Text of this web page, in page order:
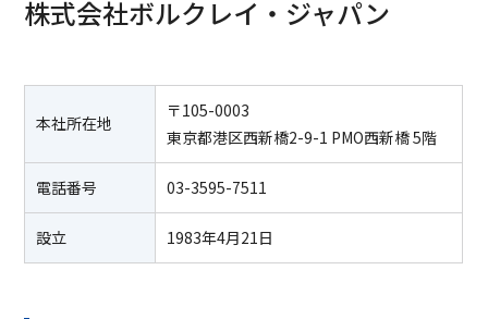
株式会社ボルクレイ・ジャパン
本社所在地
〒105-0003
東京都港区西新橋2-9-1 PMO西新橋 5階
電話番号 03-3595-7511
設立 1983年4月21日